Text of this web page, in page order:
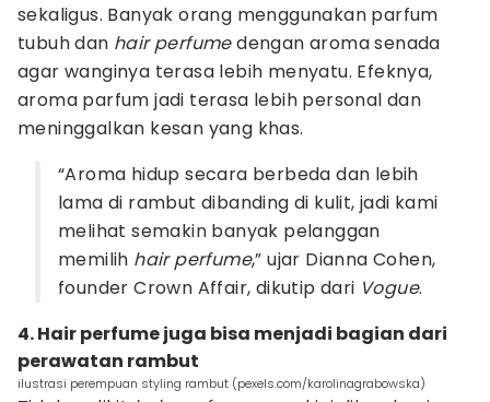
sekaligus. Banyak orang menggunakan parfum
tubuh dan hair perfumedengan aroma senada
agar wanginya terasa lebih menyatu. Efeknya,
aroma parfum jadi terasa lebih personal dan
meninggalkan kesan yang khas.
“Aroma hidup secara berbeda dan lebih
lama di rambut dibanding di kulit, jadi kami
melihat semakin banyak pelanggan
memilih hair perfume,” ujar Dianna Cohen,
founder Crown Affair, dikutip dari Vogue.
4. Hair perfume juga bisa menjadi bagian dari
perawatan rambut
ilustrasi perempuan styling rambut (pexels.com/karolinagrabowska)